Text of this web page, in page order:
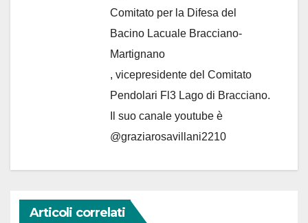
Comitato per la Difesa del
Bacino Lacuale Bracciano-
Martignano
, vicepresidente del Comitato
Pendolari Fl3 Lago di Bracciano.
Il suo canale youtube è
@graziarosavillani2210
Articoli correlati